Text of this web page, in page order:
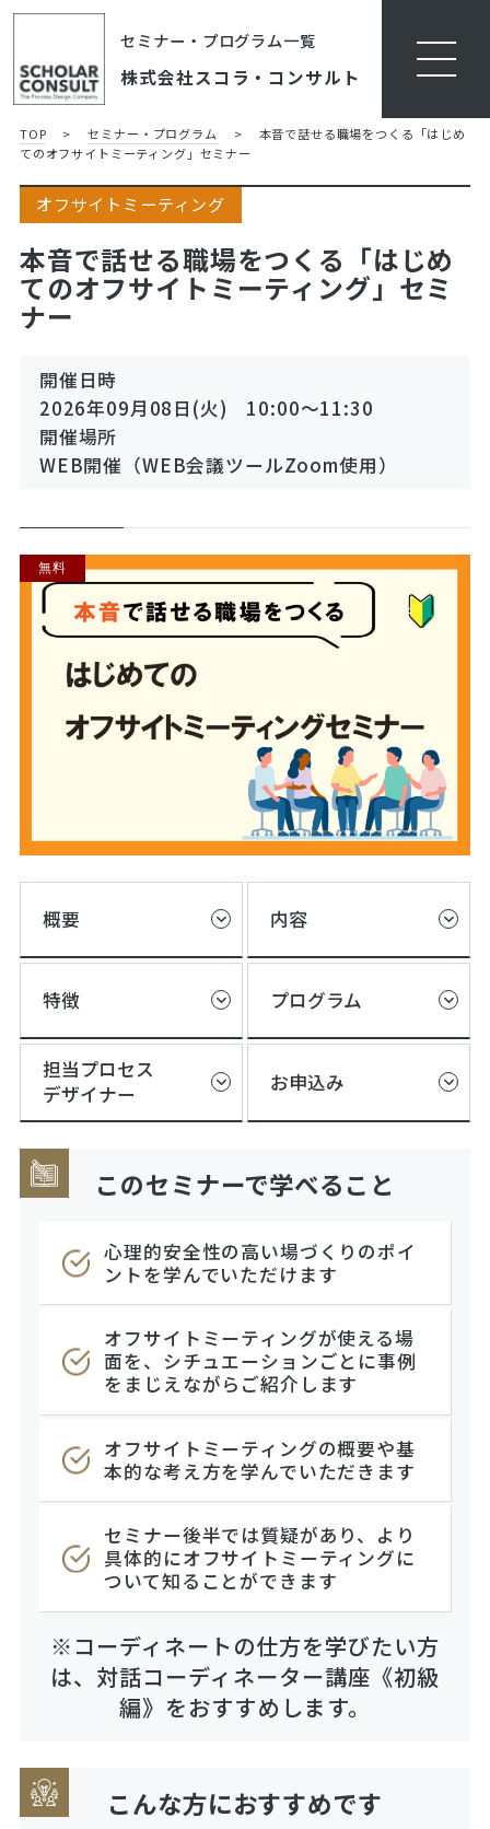
セミナー・プログラム一覧
株式会社スコラ・コンサルト
TOP > セミナー・プログラム >
本音で話せる職場をつくる「はじめ
てのオフサイトミーティング」セミナー
オフサイトミーティング
本音で話せる職場をつくる「はじめ
てのオフサイトミーティング」セミ
ナー
開催日時
2026年09月08日(火) 10:00～11:30
開催場所
WEB開催（WEB会議ツールZoom使用）
無料
概要 内容
特徴 プログラム
担当プロセス
デザイナー
お申込み
このセミナーで学べること
心理的安全性の高い場づくりのポイ
ントを学んでいただけます
オフサイトミーティングが使える場
面を、シチュエーションごとに事例
をまじえながらご紹介します
オフサイトミーティングの概要や基
本的な考え方を学んでいただきます
セミナー後半では質疑があり、より
具体的にオフサイトミーティングに
ついて知ることができます
※コーディネートの仕方を学びたい方
は、対話コーディネーター講座《初級
編》をおすすめします。
こんな方におすすめです